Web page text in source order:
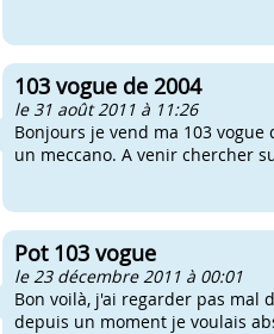
103 vogue de 2004
le 31 août 2011 à 11:26
Bonjours je vend ma 103
un meccano. A venir chercher
Pot 103 vogue
le 23 décembre 2011 à 00:01
Bon voilà, j'ai regarder pas mal
depuis un moment je voulais